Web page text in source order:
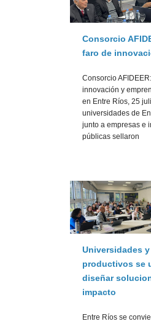
Consorcio
faro de
Consorcio
innovación y
en Entre Ríos, 25
universidades de
junto a empresas e
públicas sellaron
Universidades
productivos se
diseñar
impacto
Entre Ríos se